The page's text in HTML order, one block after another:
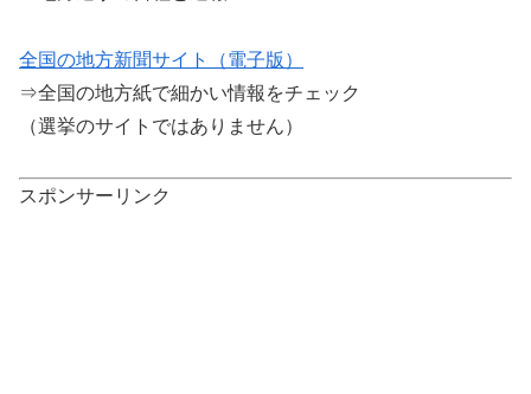
全国の地方新聞サイト（電子版）
⇒全国の地方紙で細かい情報をチェック
（選挙のサイトではありません）
スポンサーリンク